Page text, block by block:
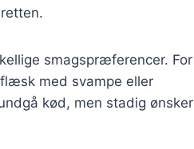
smagspræferencer. For
med svampe eller
kød, men stadig ønsker